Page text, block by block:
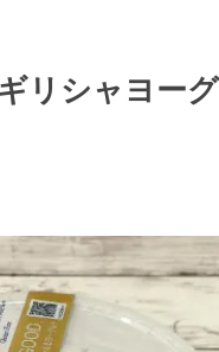
リシャヨー